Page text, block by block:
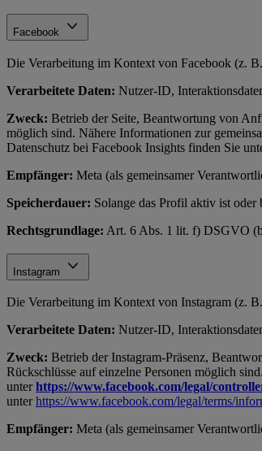
Facebook
Die Verarbeitung im Kontext von Facebook (z.
Verarbeitete Daten: Nutzer-ID,
Zweck: Betrieb der Seite, Beantwortung von
möglich sind. Nähere Informationen zur
Datenschutz bei Facebook Insights finden Sie
Empfänger: Meta (als gemeinsamer
Speicherdauer: Solange das Profil aktiv ist
Rechtsgrundlage: Art. 6 Abs. 1 lit. f) DSGVO
Instagram
Die Verarbeitung im Kontext von Instagram (z.
Verarbeitete Daten: Nutzer-ID,
Zweck: Betrieb der Instagram-Präsenz,
Rückschlüsse auf einzelne Personen möglich
unterhttps://www.facebook.com/legal/
unterhttps://www.facebook.com/legal/terms/
Empfänger: Meta (als gemeinsamer